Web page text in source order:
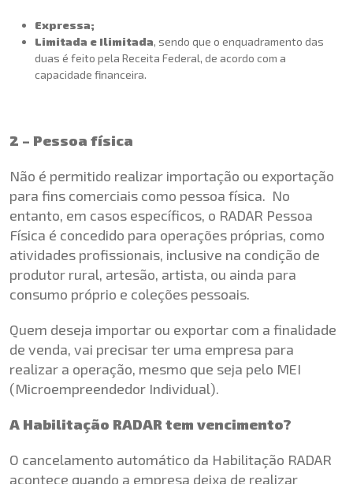
Expressa;
Limitada e Ilimitada, sendo que o enquadramento das
duas é feito pela Receita Federal, de acordo com a
capacidade financeira.
2 – Pessoa física
Não é permitido realizar importação ou exportação
para fins comerciais como pessoa física. No
entanto, em casos específicos, o RADAR Pessoa
Física é concedido para operações próprias, como
atividades profissionais, inclusive na condição de
produtor rural, artesão, artista, ou ainda para
consumo próprio e coleções pessoais.
Quem deseja importar ou exportar com a finalidade
de venda, vai precisar ter uma empresa para
realizar a operação, mesmo que seja pelo MEI
(Microempreendedor Individual).
A Habilitação RADAR tem vencimento?
O cancelamento automático da Habilitação RADAR
acontece quando a empresa deixa de realizar